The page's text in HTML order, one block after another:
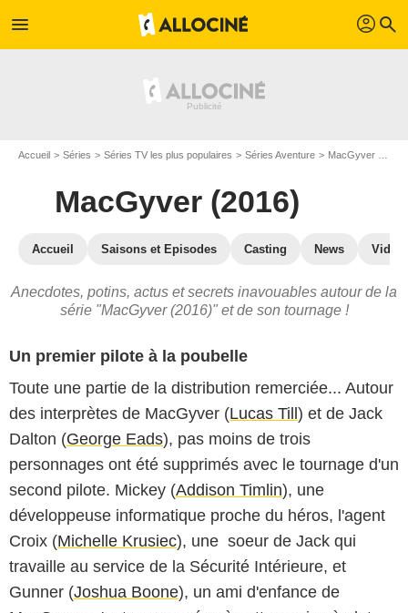
menu profil search
Accueil Séries Séries TV les plus populaires Séries Aventure MacGyver (2016)
MacGyver (2016)
Accueil Saisons et Episodes Casting News
Anecdotes, potins, actus et secrets inavouables autour de la
série "MacGyver (2016)" et de son tournage !
Un premier pilote à la poubelle
Toute une partie de la distribution remerciée... Autour
des interprètes de MacGyver (Lucas Till ) et de Jack
Dalton (George Eads), pas moins de trois
personnages ont été supprimés avec le tournage d'un
second pilote. Mickey (Addison Timlin), une
développeuse informatique proche du héros, l'agent
Croix (Michelle Krusiec), une soeur de Jack qui
travaille au service de la Sécurité Intérieure, et
Gunner (Joshua Boone), un ami d'enfance de